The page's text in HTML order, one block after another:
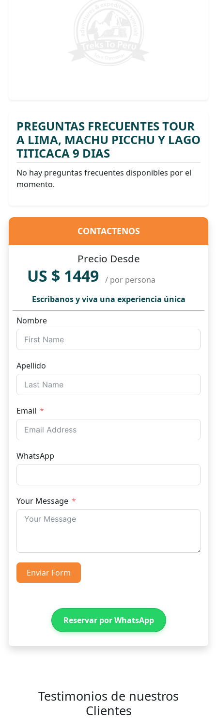
PREGUNTAS FRECUENTES TOUR
A LIMA, MACHU PICCHU Y LAGO
TITICACA 9 DIAS
No hay preguntas frecuentes disponibles por el
momento.
CONTACTENOS
Precio Desde
US $ 1449 / por persona
Escribanos y viva una experiencia única
Nombre
Apellido
Email
WhatsApp
Your Message
Enviar Form
Reservar por WhatsApp
Testimonios de nuestros
Clientes